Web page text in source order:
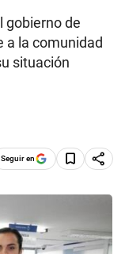
gobierno de
a la comunidad
situación
Seguir en